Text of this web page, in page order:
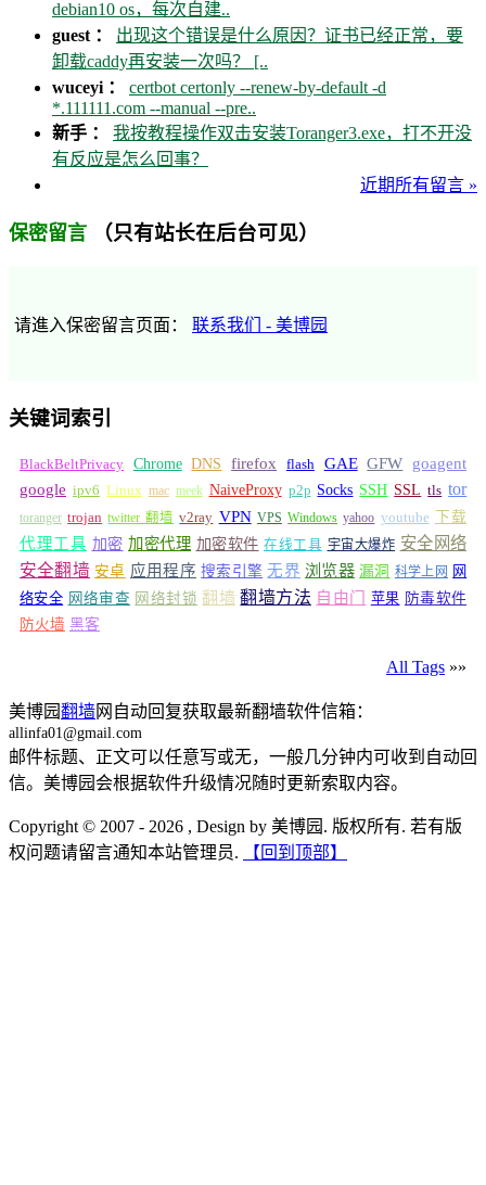
debian10 os，每次自建..
guest ： 出现这个错误是什么原因？证书已经正常，要
卸载caddy再安装一次吗？ [..
wuceyi ： certbot certonly --renew-by-default -d
*.111111.com --manual --pre..
新手 ： 我按教程操作双击安装Toranger3.exe，打不开没
有反应是怎么回事？
近期所有留言 »
保密留言 （只有站长在后台可见）
请進入保密留言页面： 联系我们 - 美博园
关键词索引
BlackBeltPrivacy Chrome DNS firefox flash GAE GFW
goagent
google ipv6 Linux mac meek NaiveProxy p2p Socks SSH SSL tls tor
toranger trojan twitter 翻墙 v2ray VPN VPS Windows yahoo youtube 下载
代理工具 加密 加密代理 加密软件 在线工具 宇宙大爆炸 安全网络
安全翻墙 安卓 应用程序 搜索引擎 无界 浏览器 漏洞 科学上网 网
络安全 网络审查 网络封锁 翻墙 翻墙方法 自由门 苹果 防毒软件
防火墙 黑客
All Tags »»
美博园翻墙网自动回复获取最新翻墙软件信箱：
allinfa01@gmail.com
邮件标题、正文可以任意写或无，一般几分钟内可收到自动回
信。美博园会根据软件升级情况随时更新索取内容。
Copyright © 2007 - 2026 , Design by 美博园. 版权所有. 若有版
权问题请留言通知本站管理员.
【回到顶部】